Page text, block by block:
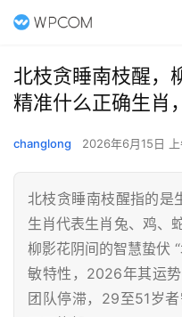
北枝贪睡南枝醒，
精准什么正确生肖
changlong 2026年6月15日
北枝贪睡南枝醒指的是
生肖代表生肖兔、鸡、
柳影花阴间的智慧蛰伏
敏特性，2026年其运
团队停滞，29至51岁